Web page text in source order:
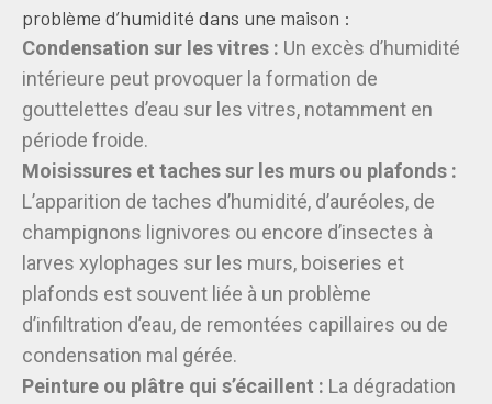
problème d’humidité dans une maison :
Condensation sur les vitres : Un excès d’humidité
intérieure peut provoquer la formation de
gouttelettes d’eau sur les vitres, notamment en
période froide.
Moisissures et taches sur les murs ou plafonds :
L’apparition de taches d’humidité, d’auréoles, de
champignons lignivores ou encore d’insectes à
larves xylophages sur les murs, boiseries et
plafonds est souvent liée à un problème
d’infiltration d’eau, de remontées capillaires ou de
condensation mal gérée.
Peinture ou plâtre qui s’écaillent : La dégradation